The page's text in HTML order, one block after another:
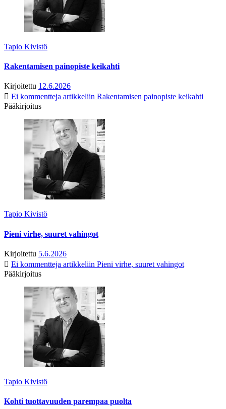
Tapio Kivistö
Rakentamisen painopiste keikahti
Kirjoitettu 12.6.2026
Ei kommentteja artikkeliin Rakentamisen painopiste keikahti
Pääkirjoitus
Tapio Kivistö
Pieni virhe, suuret vahingot
Kirjoitettu 5.6.2026
Ei kommentteja artikkeliin Pieni virhe, suuret vahingot
Pääkirjoitus
Tapio Kivistö
Kohti tuottavuuden parempaa puolta